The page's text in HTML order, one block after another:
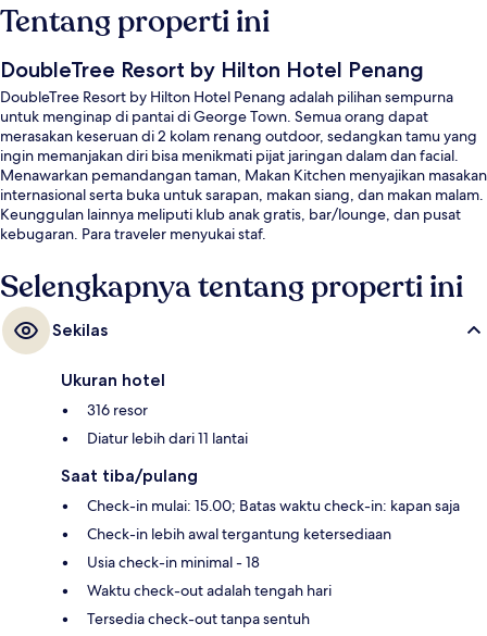
Tentang properti ini
DoubleTree Resort by Hilton Hotel Penang
DoubleTree Resort by Hilton Hotel Penang adalah pilihan sempurna
untuk menginap di pantai di George Town. Semua orang dapat
merasakan keseruan di 2 kolam renang outdoor, sedangkan tamu yang
ingin memanjakan diri bisa menikmati pijat jaringan dalam dan facial.
Menawarkan pemandangan taman, Makan Kitchen menyajikan masakan
internasional serta buka untuk sarapan, makan siang, dan makan malam.
Keunggulan lainnya meliputi klub anak gratis, bar/lounge, dan pusat
kebugaran. Para traveler menyukai staf.
Selengkapnya tentang properti ini
Sekilas
Ukuran hotel
316 resor
Diatur lebih dari 11 lantai
Saat tiba/pulang
Check-in mulai: 15.00; Batas waktu check-in: kapan saja
Check-in lebih awal tergantung ketersediaan
Usia check-in minimal - 18
Waktu check-out adalah tengah hari
Tersedia check-out tanpa sentuh